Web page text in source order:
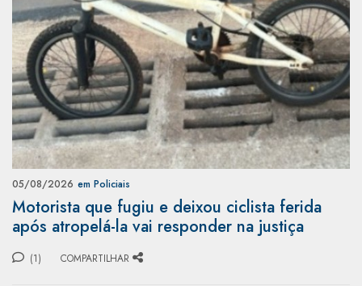
05/08/2026 em Policiais
Motorista que fugiu e deixou ciclista ferida
após atropelá-la vai responder na justiça
(1) COMPARTILHAR